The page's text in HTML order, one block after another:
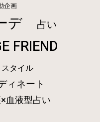
企画
デ 占い
FRIEND
スタイル
ィネート
血液型占い